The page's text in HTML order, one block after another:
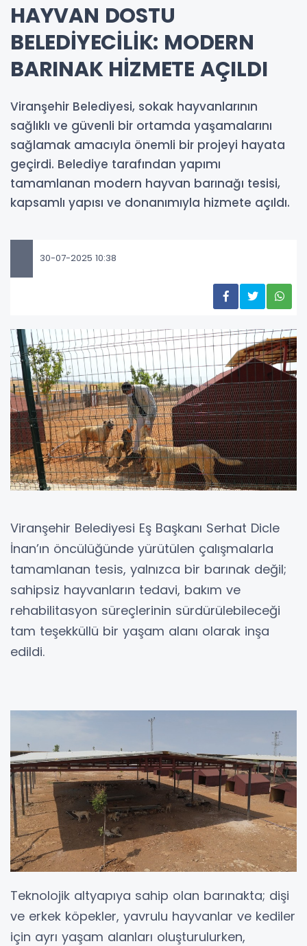
HAYVAN DOSTU
BELEDİYECİLİK: MODERN
BARINAK HİZMETE AÇILDI
Viranşehir Belediyesi, sokak hayvanlarının
sağlıklı ve güvenli bir ortamda yaşamalarını
sağlamak amacıyla önemli bir projeyi hayata
geçirdi. Belediye tarafından yapımı
tamamlanan modern hayvan barınağı tesisi,
kapsamlı yapısı ve donanımıyla hizmete açıldı.
30-07-2025 10:38
Viranşehir Belediyesi Eş Başkanı Serhat Dicle
İnan’ın öncülüğünde yürütülen çalışmalarla
tamamlanan tesis, yalnızca bir barınak değil;
sahipsiz hayvanların tedavi, bakım ve
rehabilitasyon süreçlerinin sürdürülebileceği
tam teşekküllü bir yaşam alanı olarak inşa
edildi.
Teknolojik altyapıya sahip olan barınakta; dişi
ve erkek köpekler, yavrulu hayvanlar ve kediler
için ayrı yaşam alanları oluşturulurken,